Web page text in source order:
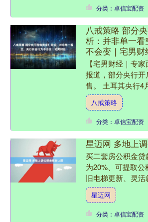
分类：卓信宝配资
八戒策略 部分
析：并非单一
不会变｜宅男财
【宅男财经｜专
报道，部分央行开
售。 土耳其央行4
示，截至3月28日
近120吨。波兰央行
八戒策略
分类：卓信宝配资
星迈网 多地上
买二套房公积金
为20%、可提取
旧电梯更新、灵
贷款的缴存最短时
在日前成都发布的
星迈网
分类：卓信宝配资